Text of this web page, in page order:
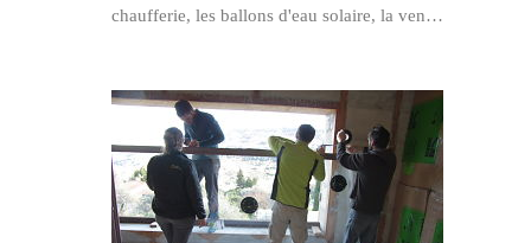
chaufferie, les ballons d'eau solaire, la ven…